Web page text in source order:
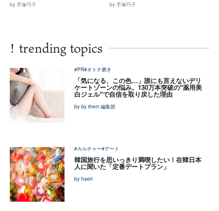
by 手塚巧子 by 手塚巧子
! trending topics
#PR#オトナ磨き
「気になる、この色…」誰にも言えないデリ
ケートゾーンの悩み。130万本突破の"薬用美
白ジェル"で自信を取り戻した理由
by by them 編集部
#カルチャー#デート
韓国旅行を思いっきり満喫したい！在韓日本
人に聞いた「定番デートプラン」
by haeri